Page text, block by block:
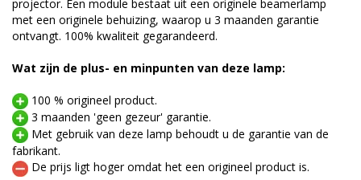
projector. Een module bestaat uit een originele beamerlamp
met een originele behuizing, waarop u 3 maanden garantie
ontvangt. 100% kwaliteit gegarandeerd.
Wat zijn de plus- en minpunten van deze lamp:
100 % origineel product.
3 maanden 'geen gezeur' garantie.
Met gebruik van deze lamp behoudt u de garantie van de
fabrikant.
De prijs ligt hoger omdat het een origineel product is.